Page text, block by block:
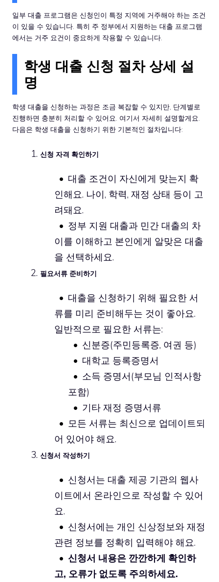
일부 대출 프로그램은 신청인이 특정 지역에 거주해야 하는 조건
이 있을 수 있습니다. 특히 주 정부에서 지원하는 대출 프로그램
에서는 거주 요건이 중요하게 작용할 수 있습니다.
학생 대출 신청 절차 상세 설
명
학생 대출을 신청하는 과정은 조금 복잡할 수 있지만, 단계별로
진행하면 충분히 처리할 수 있어요. 여기서 자세히 설명할게요.
다음은 학생 대출을 신청하기 위한 기본적인 절차입니다:
신청 자격 확인하기
대출 조건이 자신에게 맞는지 확
인해요. 나이, 학력, 재정 상태 등이 고
려돼요.
정부 지원 대출과 민간 대출의 차
이를 이해하고 본인에게 알맞은 대출
을 선택하세요.
필요서류 준비하기
대출을 신청하기 위해 필요한 서
류를 미리 준비해두는 것이 좋아요.
일반적으로 필요한 서류는:
신분증(주민등록증, 여권 등)
대학교 등록증명서
소득 증명서(부모님 인적사항
포함)
기타 재정 증명서류
모든 서류는 최신으로 업데이트되
어 있어야 해요.
신청서 작성하기
신청서는 대출 제공 기관의 웹사
이트에서 온라인으로 작성할 수 있어
요.
신청서에는 개인 신상정보와 재정
관련 정보를 정확히 입력해야 해요.
신청서 내용은 깐깐하게 확인하
고, 오류가 없도록 주의하세요.